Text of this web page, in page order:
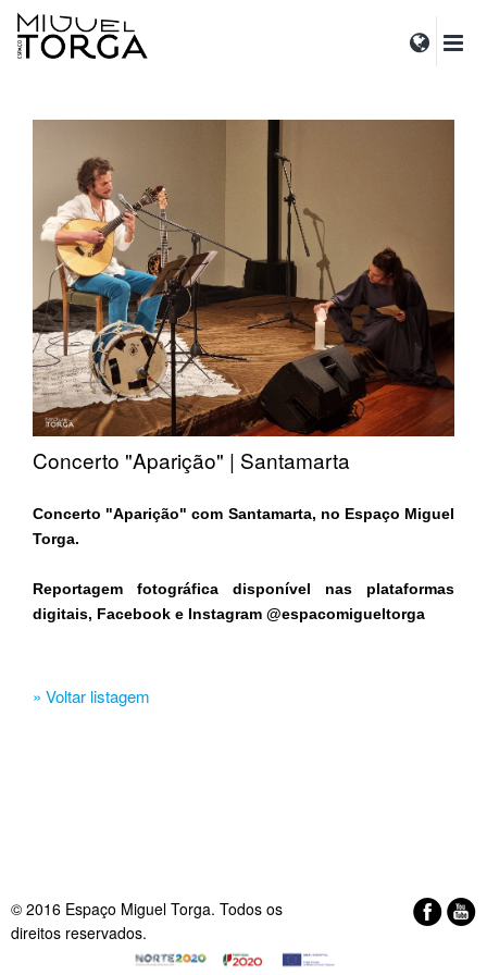
Concerto "Aparição" | Santamarta
Concerto "Aparição" com Santamarta, no Espaço Miguel
Torga​.
Reportagem fotográfica disponível nas plataformas
digitais, Facebook e Instagram @espacomigueltorga​
» Voltar listagem
© 2016 Espaço Miguel Torga. Todos os
direitos reservados.